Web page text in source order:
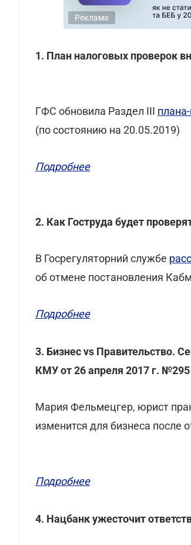
Реклама
1. План налоговых проверок
ГФС обновила Раздел III
(по состоянию на 20.05.2019)
Подробнее
2. Как Гоструда будет
В Госрегуляторний службе
об отмене постановления
Подробнее
3. Бизнес vs Правительство.
КМУ от 26 апреля 2017 г. №295
Мария Фельмецгер, юрист
изменится для бизнеса
Подробнее
4. Нацбанк ужесточит